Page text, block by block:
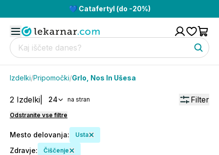
💙 Catafertyl (do -20%)
Izdelki/Pripomočki/Grlo, Nos In Ušesa
2 Izdelki 24 na stran Filter
Odstranite vse filtre
Mesto delovanja: Usta
Zdravje: Čiščenje